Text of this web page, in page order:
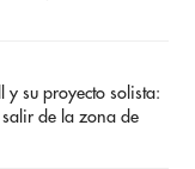
y su proyecto solista:
salir de la zona de